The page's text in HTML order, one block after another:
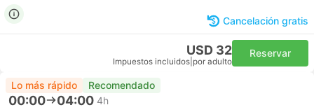
Cancelación gratis
USD 32
Impuestos incluidos por adulto
Reservar
Lo más rápido Recomendado
00:00 04:00 4h